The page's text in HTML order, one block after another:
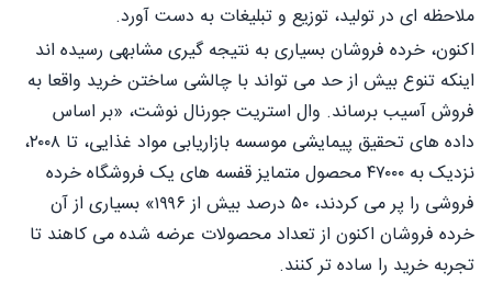
ملاحظه ای در تولید، توزیع و تبلیغات به دست آورد.
اکنون، خرده فروشان بسیاری به نتیجه گیری مشابهی رسیده اند
اینکه تنوع بیش از حد می تواند با چالشی ساختن خرید واقعا به
فروش آسیب برساند. وال استریت جورنال نوشت، «بر اساس
داده های تحقیق پیمایشی موسسه بازاریابی مواد غذایی، تا ۲۰۰۸،
نزدیک به ۴۷۰۰۰ محصول متمایز قفسه های یک فروشگاه خرده
فروشی را پر می کردند، ۵۰ درصد بیش از ۱۹۹۶» بسیاری از آن
خرده فروشان اکنون از تعداد محصولات عرضه شده می کاهند تا
تجربه خرید را ساده تر کنند.